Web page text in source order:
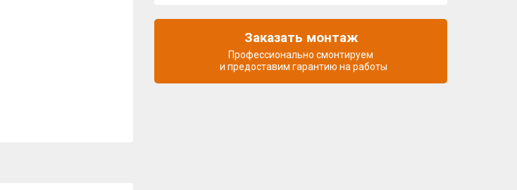
Заказать монтаж
Профессионально смонтируем
и предоставим гарантию на работы